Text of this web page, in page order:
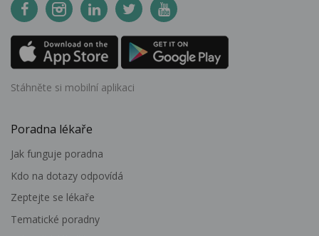
Stáhněte si mobilní aplikaci
Poradna lékaře
Jak funguje poradna
Kdo na dotazy odpovídá
Zeptejte se lékaře
Tematické poradny